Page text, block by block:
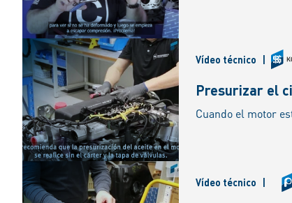
Vídeo técnico |
Presurizar el
Vídeo técnico |